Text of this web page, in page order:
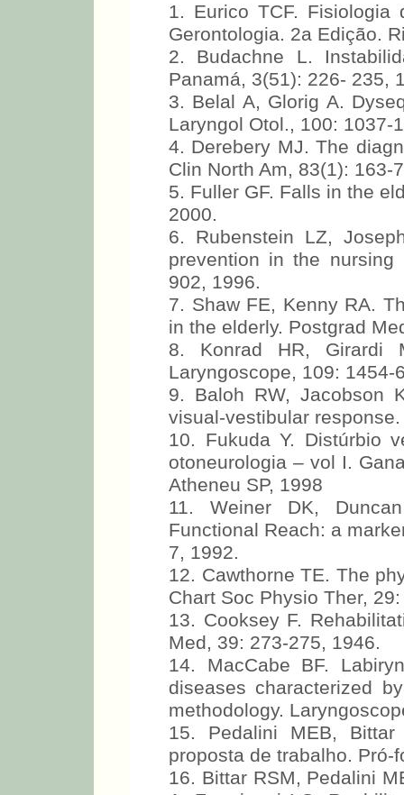
1. Eurico TCF. Fisiologia
Gerontologia. 2a Edição.
2. Budachne L.
Panamá, 3(51): 226- 235,
3. Belal A, Glorig A.
Laryngol Otol., 100: 1037-
4. Derebery MJ. The
Clin North Am, 83(1): 163-
5. Fuller GF. Falls in the
2000.
6. Rubenstein LZ,
prevention in the
902, 1996.
7. Shaw FE, Kenny RA.
in the elderly. Postgrad
8. Konrad HR, Girardi
Laryngoscope, 109: 1454-
9. Baloh RW, Jacobson
visual-vestibular
10. Fukuda Y. Distúrbio
otoneurologia – vol I.
Atheneu SP, 1998
11. Weiner DK,
Functional Reach: a
7, 1992.
12. Cawthorne TE. The
Chart Soc Physio Ther,
13. Cooksey F.
Med, 39: 273-275, 1946.
14. MacCabe BF.
diseases characterized
methodology.
15. Pedalini MEB, Bittar
proposta de trabalho. Pró-
16. Bittar RSM, Pedalini